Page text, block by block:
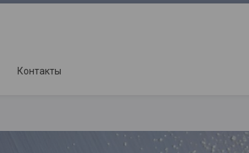
Контакты